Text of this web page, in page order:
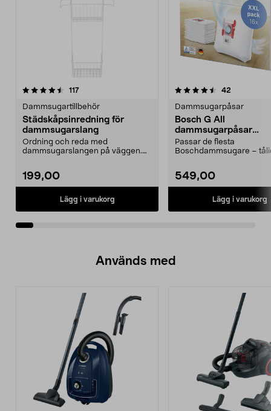
117recensioner
Dammsugartillbehör
Städskåpsinredning för
dammsugarslang
Ordning och reda med
dammsugarslangen på väggen.
199,00
Lägg i varukorg
4.5av 5 stjärnor 42
Dammsugarpåsar
Bosch G All
dammsugarpåsar
PowerProtect, 16-
Passar de flesta
Boschdammsugare –
549,00
Lägg i varukorg
5.0av 5 stjärnor
Används med